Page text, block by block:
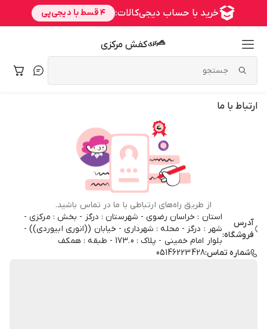
کفش مرکزی
ارتباط با ما
از طریق راه‌های ارتباطی با ما در تماس باشید.
آدرس
فروشگاه:
استان : خراسان رضوی - شهرستان : درگز - بخش : مرکزی -
شهر : درگز - محله : شهرداری - خیابان ((انوری ابیوردی)) -
بلوار امام خمینی - پلاک : 173.0 - طبقه : همکف
شماره تماس:05146223428